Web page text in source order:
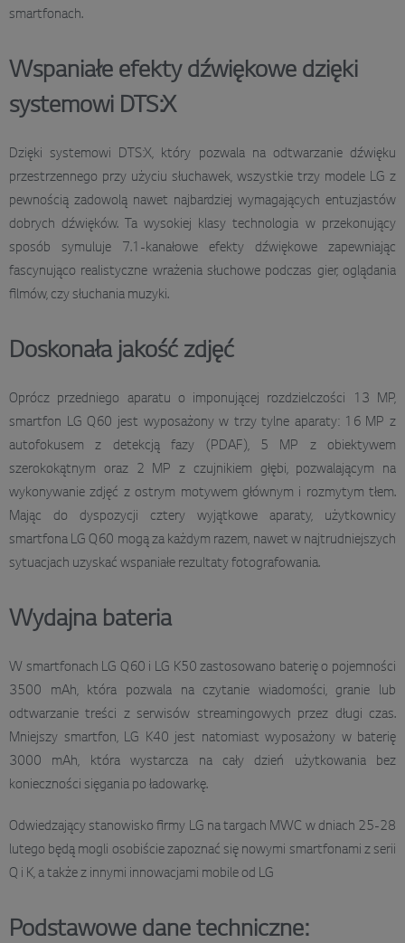
smartfonach.
Wspaniałe efekty dźwiękowe dzięki
systemowi DTS:X
Dzięki systemowi DTS:X, który pozwala na odtwarzanie dźwięku
przestrzennego przy użyciu słuchawek, wszystkie trzy modele LG z
pewnością zadowolą nawet najbardziej wymagających entuzjastów
dobrych dźwięków. Ta wysokiej klasy technologia w przekonujący
sposób symuluje 7.1-kanałowe efekty dźwiękowe zapewniając
fascynująco realistyczne wrażenia słuchowe podczas gier, oglądania
filmów, czy słuchania muzyki.
Doskonała jakość zdjęć
Oprócz przedniego aparatu o imponującej rozdzielczości 13 MP,
smartfon LG Q60 jest wyposażony w trzy tylne aparaty: 16 MP z
autofokusem z detekcją fazy (PDAF), 5 MP z obiektywem
szerokokątnym oraz 2 MP z czujnikiem głębi, pozwalającym na
wykonywanie zdjęć z ostrym motywem głównym i rozmytym tłem.
Mając do dyspozycji cztery wyjątkowe aparaty, użytkownicy
smartfona LG Q60 mogą za każdym razem, nawet w najtrudniejszych
sytuacjach uzyskać wspaniałe rezultaty fotografowania.
Wydajna bateria
W smartfonach LG Q60 i LG K50 zastosowano baterię o pojemności
3500 mAh, która pozwala na czytanie wiadomości, granie lub
odtwarzanie treści z serwisów streamingowych przez długi czas.
Mniejszy smartfon, LG K40 jest natomiast wyposażony w baterię
3000 mAh, która wystarcza na cały dzień użytkowania bez
konieczności sięgania po ładowarkę.
Odwiedzający stanowisko firmy LG na targach MWC w dniach 25-28
lutego będą mogli osobiście zapoznać się nowymi smartfonami z serii
Q i K, a także z innymi innowacjami mobile od LG
Podstawowe dane techniczne: